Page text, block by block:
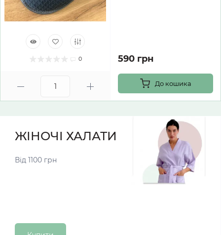
0 590 грн
До кошика
ЖІНОЧІ ХАЛАТИ
Від 1100 грн